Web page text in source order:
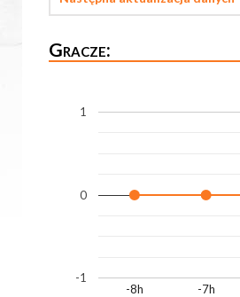
Gracze:
-8h -7h
-1
0
1